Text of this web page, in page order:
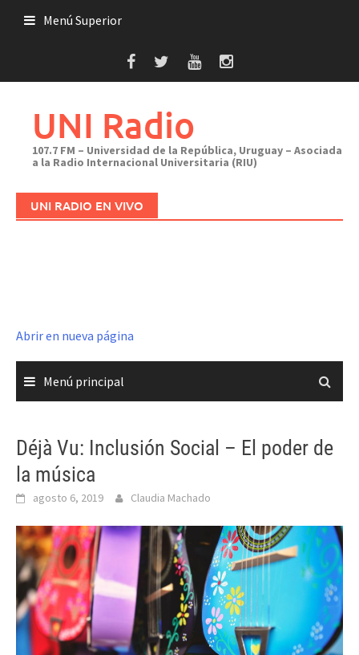
Menú Superior
UNI Radio
107.7 FM – Universidad de la República, Uruguay – Asociada
a la Radio Internacional Universitaria (RIU)
UNI RADIO EN VIVO
Abrir en nueva página
Menú principal
Déjà Vu: Inclusión Social – El poder de
la música
agosto 6, 2019 Claudia Machado